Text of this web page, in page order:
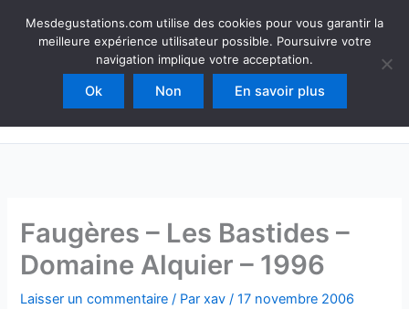
Mesdegustations
Dégustations, accords & autour du vin
Rechercher
Faugères – Les Bastides –
Domaine Alquier – 1996
Laisser un commentaire / Parxav/17 novembre 2006
Mesdegustations.com utilise des cookies pour vous garantir la
meilleure expérience utilisateur possible. Poursuivre votre
navigation implique votre acceptation.
Ok Non En savoir plus